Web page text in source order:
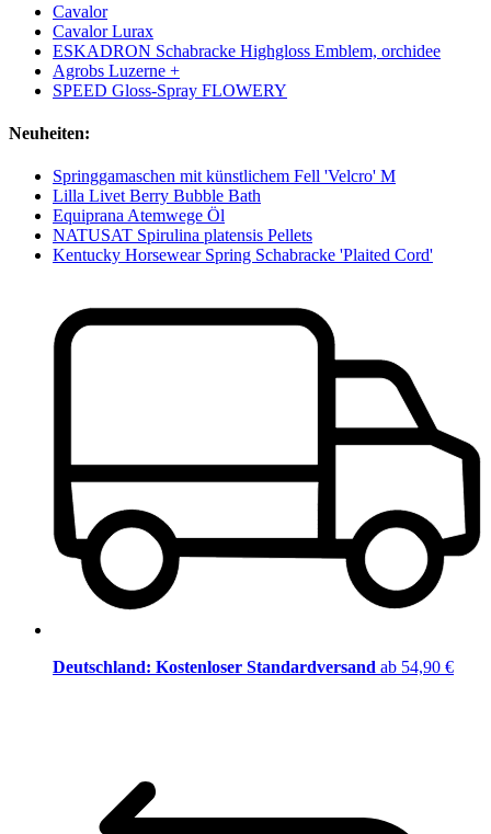
Cavalor
Cavalor Lurax
ESKADRON Schabracke Highgloss Emblem, orchidee
Agrobs Luzerne +
SPEED Gloss-Spray FLOWERY
Neuheiten:
Springgamaschen mit künstlichem Fell 'Velcro' M
Lilla Livet Berry Bubble Bath
Equiprana Atemwege Öl
NATUSAT Spirulina platensis Pellets
Kentucky Horsewear Spring Schabracke 'Plaited Cord'
Deutschland: Kostenloser Standardversand ab 54,90 €